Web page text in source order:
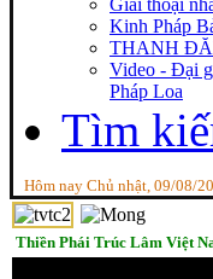
Giai thoại
Kinh Pháp
THANH
Video - Đại
Pháp Loa
Tìm
Hôm nay Chủ nhật, 09/08/
Thiền Phái Trúc Lâm Việt